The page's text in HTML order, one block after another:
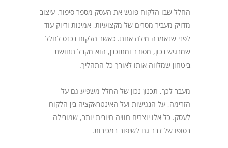
החלל שבו הלקוח פוגש את העסק מספר סיפור. עיצוב
מדויק מעביר מסרים של מקצועיות, אמינות ודיוק עוד
לפני שנאמרה מילה אחת. כאשר הלקוח נכנס לחלל
שמרגיש נכון, מסודר ומתוכנן, הוא מקבל תחושת
ביטחון שמלווה אותו לאורך כל התהליך.
מעבר לכך, תכנון נכון של החלל משפיע גם על
הזרימה, על הנגישות ועל האינטראקציה בין הלקוח
לעסק. כל אלו יוצרים חוויה חיובית יותר, שמובילה
בסופו של דבר גם לשיפור במכירות.